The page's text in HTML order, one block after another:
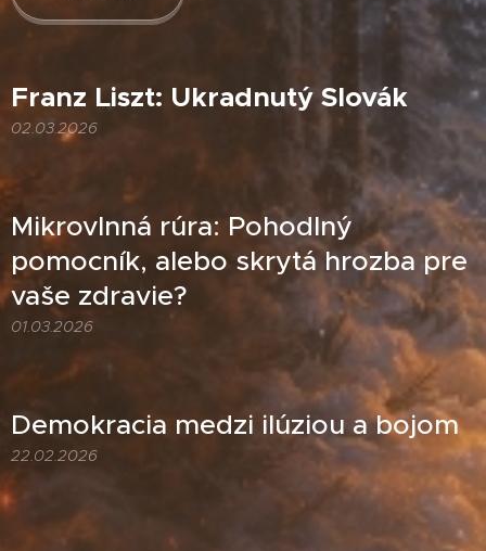
Franz Liszt: Ukradnutý Slovák
02.03.2026
Mikrovlnná rúra: Pohodlný
pomocník, alebo skrytá hrozba pre
vaše zdravie?
01.03.2026
Demokracia medzi ilúziou a bojom
22.02.2026